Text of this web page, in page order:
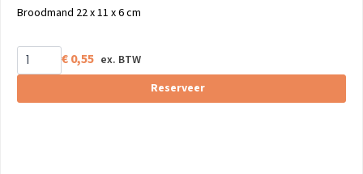
Broodmand 22 x 11 x 6 cm
€0,55
Reserveer